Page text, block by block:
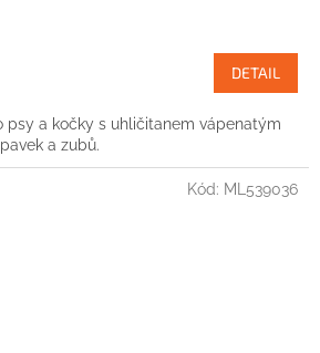
DETAIL
psy a kočky s uhličitanem vápenatým
a zubů.
Kód: ML539036